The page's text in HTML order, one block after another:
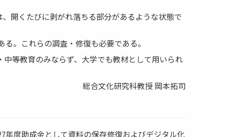
開くたびに剥がれ落ちる部分があるような状態で
。これらの調査・修復も必要である。
等教育のみならず、大学でも教材として用いられ
総合文化研究科教授 岡本拓司
年度助成金として資料の保存修復およびデジタル化